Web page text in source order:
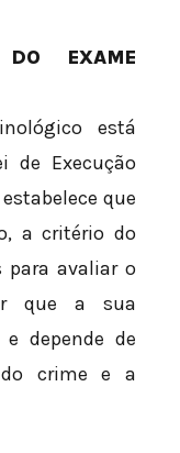
DO EXAME
está
de Execução
que
a critério do
para avaliar o
que a sua
depende de
crime e a